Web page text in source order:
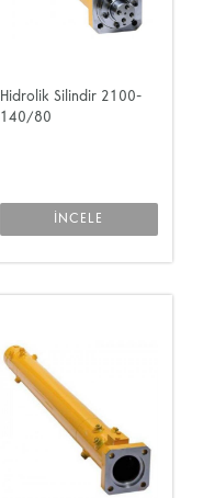
Hidrolik Silindir 2100-
140/80
İNCELE